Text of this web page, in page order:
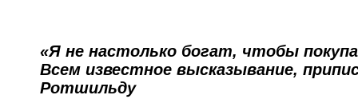
«Я не настолько богат, чтобы
Всем известное высказывание,
Ротшильду